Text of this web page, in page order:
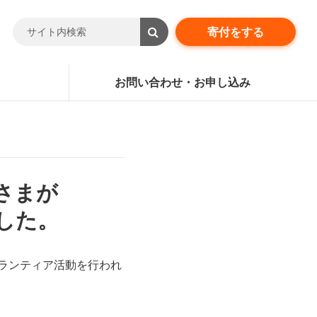
寄付をする
お問い合わせ・お申し込み
まが
。
ンティア活動を行われ